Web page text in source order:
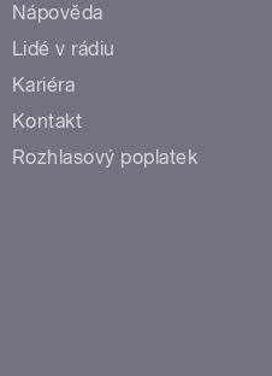
Nápověda
Lidé v rádiu
Kariéra
Kontakt
Rozhlasový poplatek